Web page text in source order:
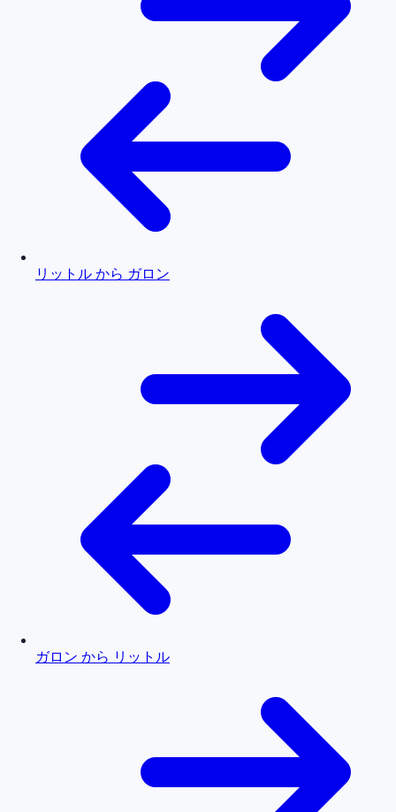
リットル から ガロン
ガロン から リットル